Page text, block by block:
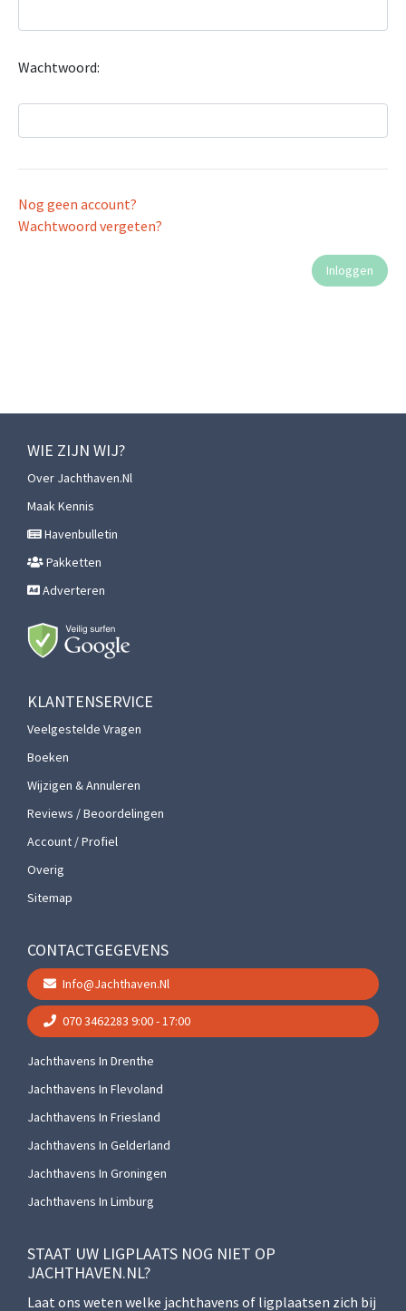
Wachtwoord:
Nog geen account?
Wachtwoord vergeten?
WIE ZIJN WIJ?
Over Jachthaven.nl
Maak Kennis
Havenbulletin
Pakketten
Adverteren
KLANTENSERVICE
Veelgestelde Vragen
Boeken
Wijzigen & Annuleren
Reviews / Beoordelingen
Account / Profiel
Overig
Sitemap
CONTACTGEGEVENS
Info@jachthaven.nl
070 3462283 9:00 - 17:00
Jachthavens In Drenthe
Jachthavens In Flevoland
Jachthavens In Friesland
Jachthavens In Gelderland
Jachthavens In Groningen
Jachthavens In Limburg
STAAT UW LIGPLAATS NOG NIET OP
JACHTHAVEN.NL?
Laat ons weten welke jachthavens of ligplaatsen zich bij